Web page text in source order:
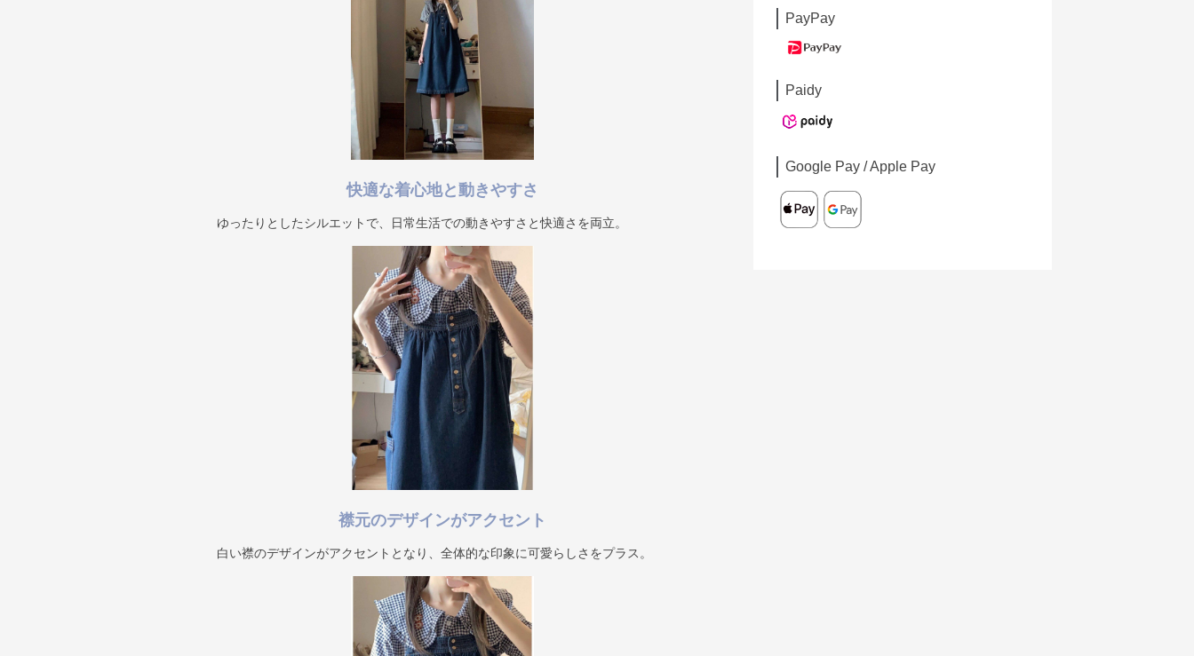
快適な着心地と動きやすさ
ゆったりとしたシルエットで、日常生活での動きやすさと快適さを両立。
襟元のデザインがアクセント
白い襟のデザインがアクセントとなり、全体的な印象に可愛らしさをプラス。
PayPay
Paidy
Google Pay / Apple Pay